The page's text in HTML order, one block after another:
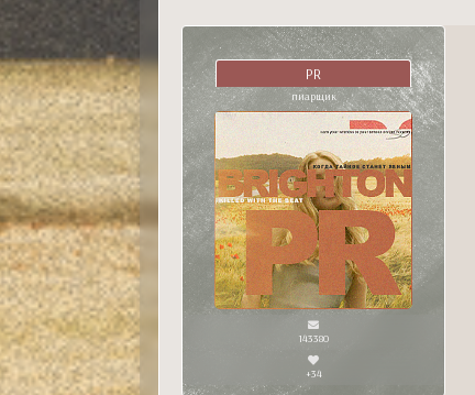
PR
пиарщик
143380
+34